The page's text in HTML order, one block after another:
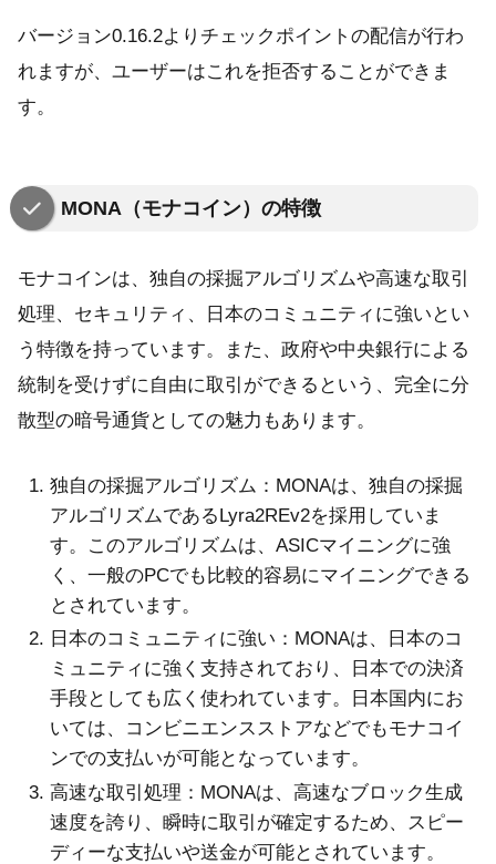
バージョン0.16.2よりチェックポイントの配信が行わ
れますが、ユーザーはこれを拒否することができま
す。
MONA（モナコイン）の特徴
モナコインは、独自の採掘アルゴリズムや高速な取引
処理、セキュリティ、日本のコミュニティに強いとい
う特徴を持っています。また、政府や中央銀行による
統制を受けずに自由に取引ができるという、完全に分
散型の暗号通貨としての魅力もあります。
独自の採掘アルゴリズム：MONAは、独自の採掘
アルゴリズムであるLyra2REv2を採用していま
す。このアルゴリズムは、ASICマイニングに強
く、一般のPCでも比較的容易にマイニングできる
とされています。
日本のコミュニティに強い：MONAは、日本のコ
ミュニティに強く支持されており、日本での決済
手段としても広く使われています。日本国内にお
いては、コンビニエンスストアなどでもモナコイ
ンでの支払いが可能となっています。
高速な取引処理：MONAは、高速なブロック生成
速度を誇り、瞬時に取引が確定するため、スピー
ディーな支払いや送金が可能とされています。